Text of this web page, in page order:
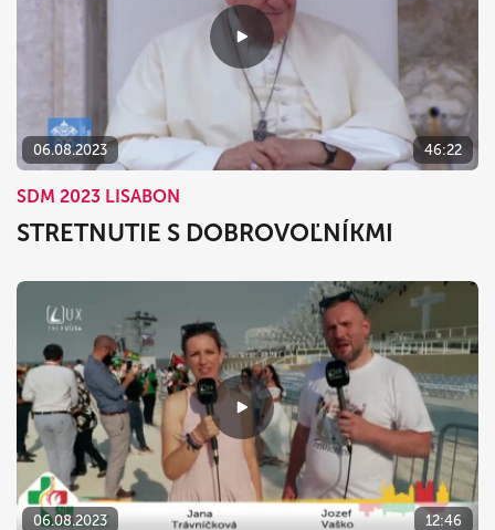
06.08.2023 46:22
SDM 2023 LISABON
STRETNUTIE S DOBROVOĽNÍKMI
06.08.2023 12:46